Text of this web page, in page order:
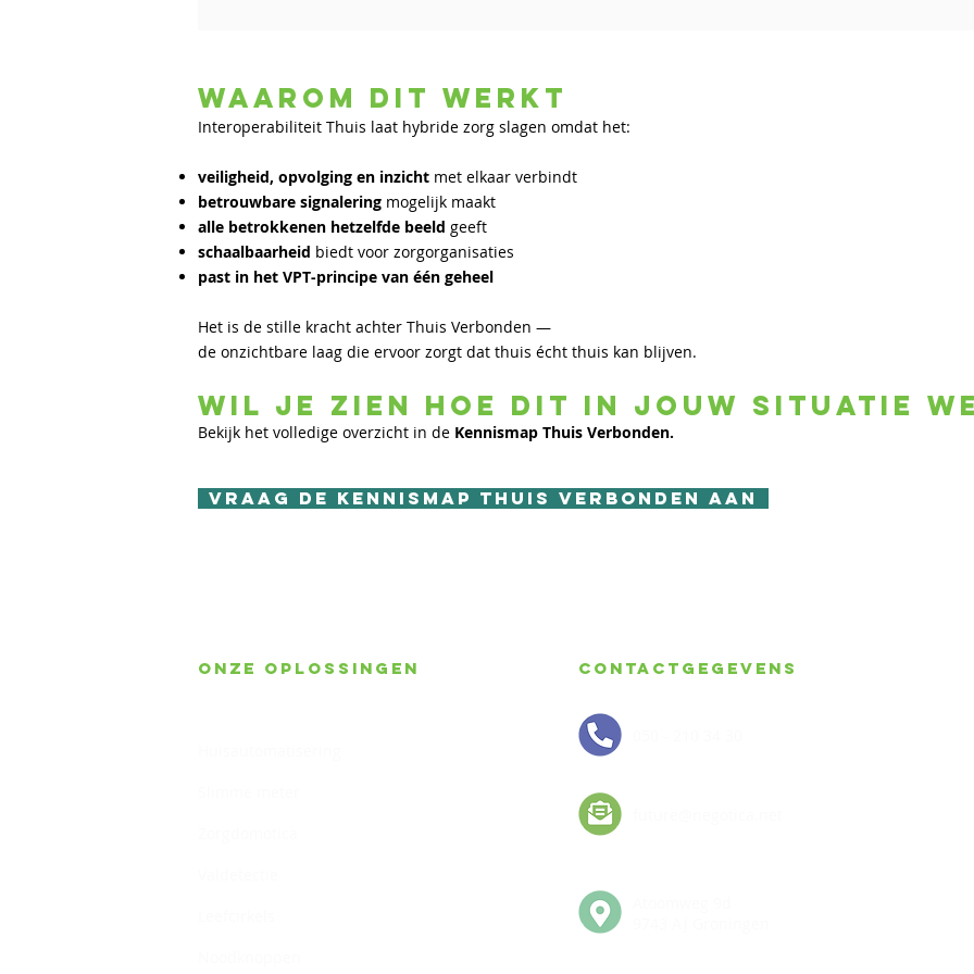
Waarom dit werkt
Interoperabiliteit Thuis laat hybride zorg slagen omdat het:
veiligheid, opvolging en inzicht met elkaar verbindt
betrouwbare signalering mogelijk maakt
alle betrokkenen hetzelfde beeld geeft
schaalbaarheid biedt voor zorgorganisaties
past in het VPT‑principe van één geheel
Het is de stille kracht achter Thuis Verbonden —
de onzichtbare laag die ervoor zorgt dat thuis écht thuis kan blijven.
Wil je zien hoe dit in jouw situatie
Bekijk het volledige overzicht in de Kennismap Thuis Verbonden.
Vraag de Kennismap Thuis Verbonden aan
Onze oplossingen
Contactgegevens